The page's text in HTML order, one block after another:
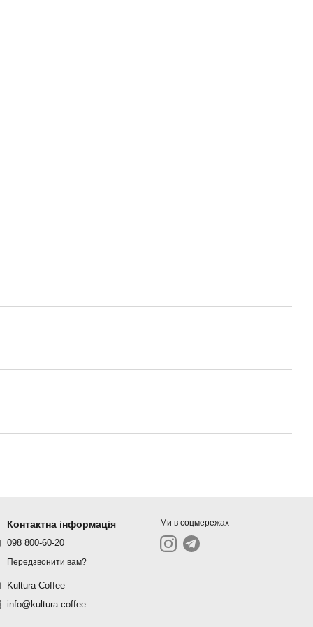
Контактна інформація
098 800-60-20
Передзвонити вам?
Kultura Coffee
info@kultura.coffee
Ми в соцмережах